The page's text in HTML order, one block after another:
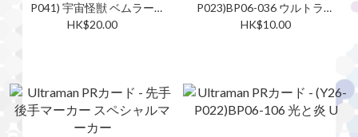
P041) 宇宙怪獣 ベムラー
RRR
HK$20.00
P023)BP06-036 ウルトラマ
ンゼット U
HK$10.00